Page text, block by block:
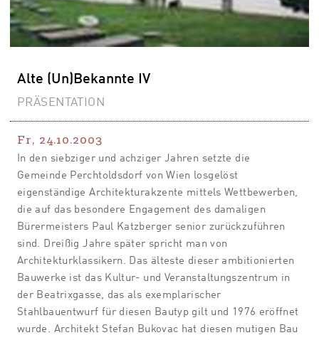
Alte (Un)Bekannte IV
PRÄSENTATION
Fr, 24.10.2003
In den siebziger und achziger Jahren setzte die
Gemeinde Perchtoldsdorf von Wien losgelöst
eigenständige Architekturakzente mittels Wettbewerben,
die auf das besondere Engagement des damaligen
Bürermeisters Paul Katzberger senior zurückzuführen
sind. Dreißig Jahre später spricht man von
Architekturklassikern. Das älteste dieser ambitionierten
Bauwerke ist das Kultur- und Veranstaltungszentrum in
der Beatrixgasse, das als exemplarischer
Stahlbauentwurf für diesen Bautyp gilt und 1976 eröffnet
wurde. Architekt Stefan Bukovac hat diesen mutigen Bau